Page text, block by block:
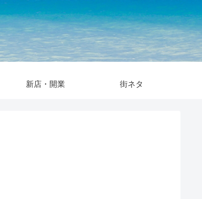
新店・開業 街ネタ